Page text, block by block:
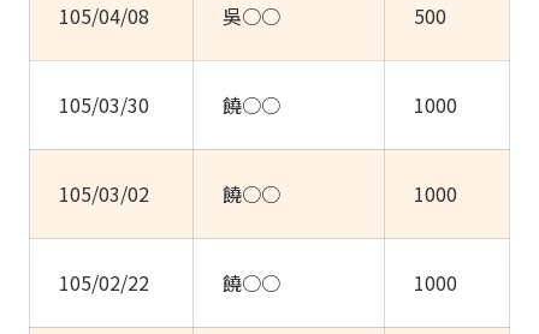
105/04/08 吳○○ 500
105/03/30 饒○○ 1000
105/03/02 饒○○ 1000
105/02/22 饒○○ 1000